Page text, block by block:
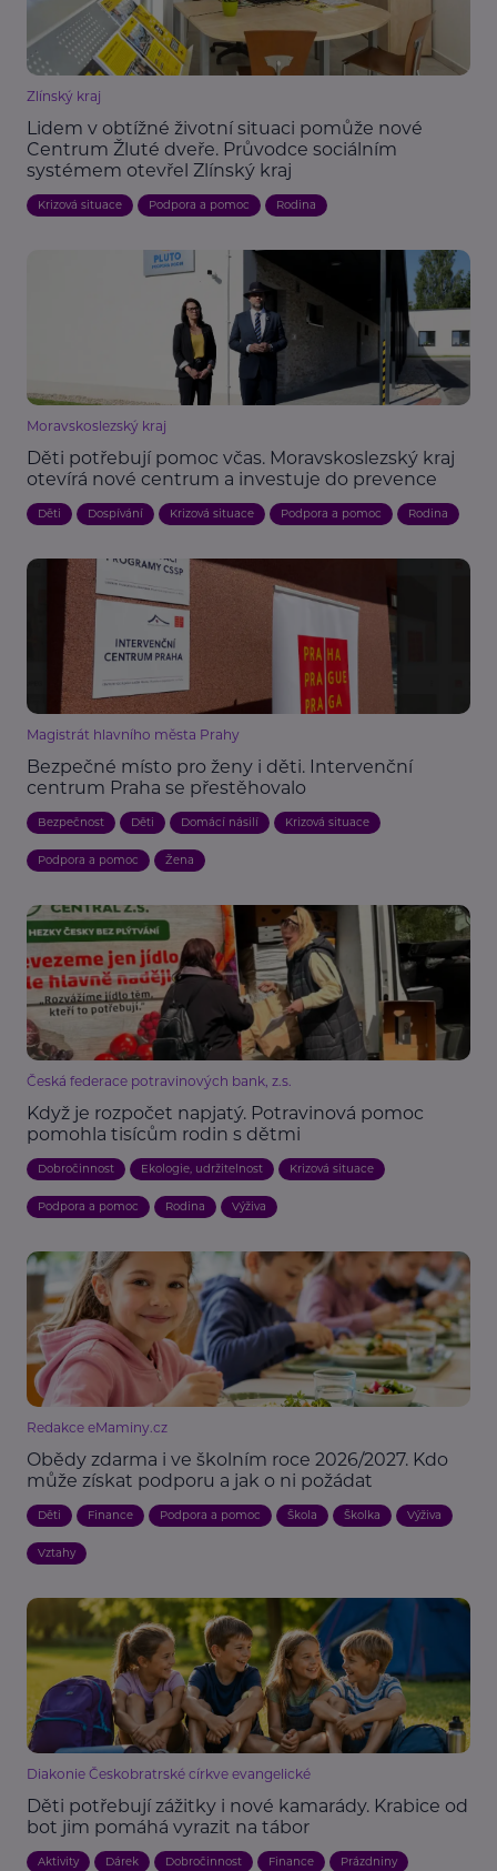
Zlínský kraj
Lidem v obtížné životní situaci pomůže nové
Centrum Žluté dveře. Průvodce sociálním
systémem otevřel Zlínský kraj
Krizová situace Podpora a pomoc Rodina
Moravskoslezský kraj
Děti potřebují pomoc včas. Moravskoslezský kraj
otevírá nové centrum a investuje do prevence
Děti Dospívání Krizová situace Podpora a pomoc Rodina
Magistrát hlavního města Prahy
Bezpečné místo pro ženy i děti. Intervenční
centrum Praha se přestěhovalo
Bezpečnost Děti Domácí násilí Krizová situace
Podpora a pomoc Žena
Česká federace potravinových bank, z.s.
Když je rozpočet napjatý. Potravinová pomoc
pomohla tisícům rodin s dětmi
Dobročinnost Ekologie, udržitelnost Krizová situace
Podpora a pomoc Rodina Výživa
Redakce eMaminy.cz
Obědy zdarma i ve školním roce 2026/2027. Kdo
může získat podporu a jak o ni požádat
Děti Finance Podpora a pomoc Škola Školka Výživa
Vztahy
Diakonie Českobratrské církve evangelické
Děti potřebují zážitky i nové kamarády. Krabice od
bot jim pomáhá vyrazit na tábor
Aktivity Dárek Dobročinnost Finance Prázdniny